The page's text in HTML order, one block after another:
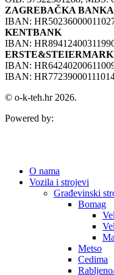
ZAGREBAČKA BANKA
IBAN:
KENTBANK
IBAN:
IBAN:
IBAN:
© o-k-teh.hr 2026.
Powered by:
O nama
Vozila i strojevi
Građevinski
Bomag
Metso
Cedima